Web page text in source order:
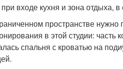
входе кухня и зона отдыха,
пространстве
в этой студии:
спальня с кроватью на